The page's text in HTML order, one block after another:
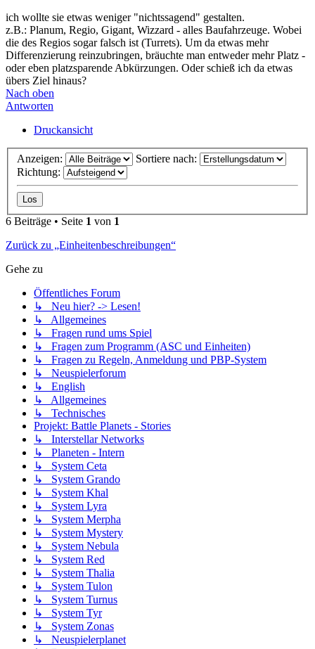
ich wollte sie etwas weniger "nichtssagend" gestalten.
z.B.: Planum, Regio, Gigant, Wizzard - alles Baufahrzeuge. Wobei
die des Regios sogar falsch ist (Turrets). Um da etwas mehr
Differenzierung reinzubringen, bräuchte man entweder mehr Platz -
oder eben platzsparende Abkürzungen. Oder schieß ich da etwas
übers Ziel hinaus?
Nach oben
Antworten
Druckansicht
Anzeigen:
Sortiere nach:
Richtung:
6 Beiträge • Seite 1 von 1
Zurück zu „Einheitenbeschreibungen“
Gehe zu
Öffentliches Forum
↳ Neu hier? -> Lesen!
↳ Allgemeines
↳ Fragen rund ums Spiel
↳ Fragen zum Programm (ASC und Einheiten)
↳ Fragen zu Regeln, Anmeldung und PBP-System
↳ Neuspielerforum
↳ English
↳ Allgemeines
↳ Technisches
Projekt: Battle Planets - Stories
↳ Interstellar Networks
↳ Planeten - Intern
↳ System Ceta
↳ System Grando
↳ System Khal
↳ System Lyra
↳ System Merpha
↳ System Mystery
↳ System Nebula
↳ System Red
↳ System Thalia
↳ System Tulon
↳ System Turnus
↳ System Tyr
↳ System Zonas
↳ Neuspielerplanet